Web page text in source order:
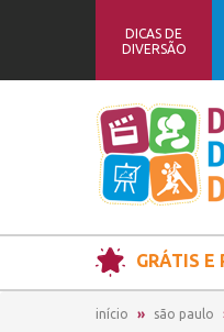
DICAS DE
DIVERSÃO
GRÁTIS E
início são paulo